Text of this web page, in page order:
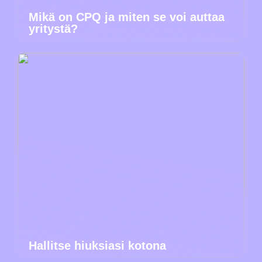
Mikä on CPQ ja miten se voi auttaa
yritystä?
Hallitse hiuksiasi kotona